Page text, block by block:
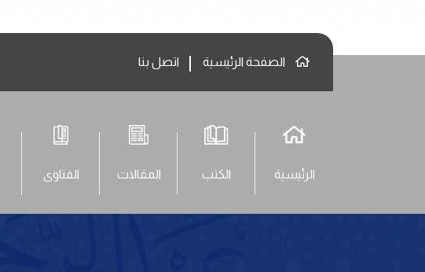
الصفحة الرئيسية اتصل بنا
الرئيسية الكتب المقالات الفتاوى